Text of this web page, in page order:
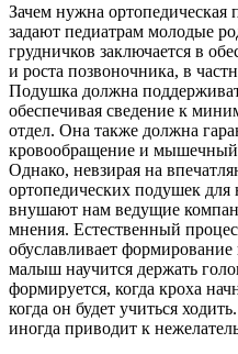
Зачем нужна ортопедическая
задают педиатрам молодые
грудничков заключается в
и роста позвоночника, в
Подушка должна
обеспечивая сведение к
отдел. Она также должна
кровообращение и мышечный
Однако, невзирая на
ортопедических подушек
внушают нам ведущие
мнения. Естественный
обуславливает
малыш научится держать
формируется, когда кроха
когда он будет учиться
иногда приводит к